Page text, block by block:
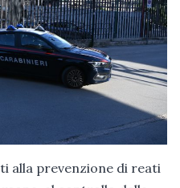
alla prevenzione di reati